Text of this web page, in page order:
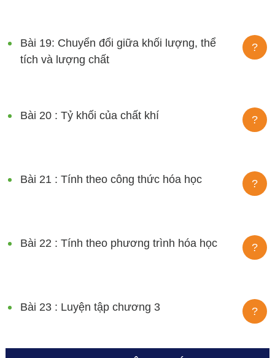
Bài 19: Chuyển đổi giữa khối lượng, thể
tích và lượng chất
?
Bài 20 : Tỷ khối của chất khí ?
Bài 21 : Tính theo công thức hóa học ?
Bài 22 : Tính theo phương trình hóa học ?
Bài 23 : Luyện tập chương 3 ?